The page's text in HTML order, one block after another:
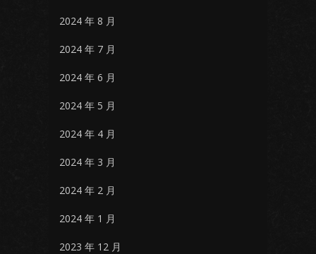
2024 年 8 月
2024 年 7 月
2024 年 6 月
2024 年 5 月
2024 年 4 月
2024 年 3 月
2024 年 2 月
2024 年 1 月
2023 年 12 月